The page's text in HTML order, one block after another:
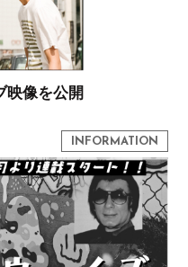
映像を公開